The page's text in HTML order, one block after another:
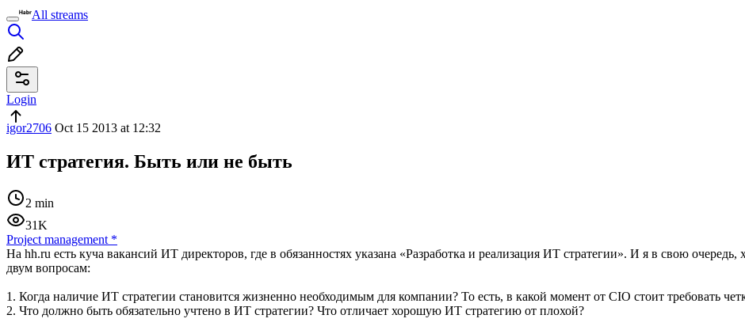
All streams
Login
igor2706 Oct 15 2013 at 12:32
ИТ стратегия. Быть или не быть
2 min
31K
Project management *
На hh.ru есть куча вакансий ИТ директоров, где в обязанностях указана «Разработка и реализация ИТ стратегии». И я в свою
двум вопросам:
1. Когда наличие ИТ стратегии становится жизненно необходимым для компании? То есть, в какой момент от CIO стоит требовать
2. Что должно быть обязательно учтено в ИТ стратегии? Что отличает хорошую ИТ стратегию от плохой?